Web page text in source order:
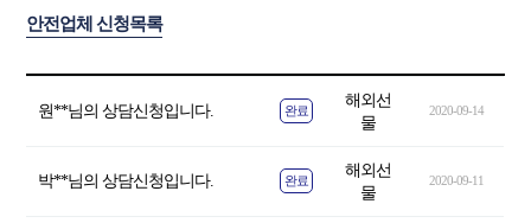
안전업체 신청목록
원**님의 상담신청입니다. 완료
해외선
물
2020-09-14
박**님의 상담신청입니다. 완료
해외선
물
2020-09-11